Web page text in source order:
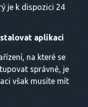
je k dispozici 24
aplikaci
na které se
správně, je
však musíte mít